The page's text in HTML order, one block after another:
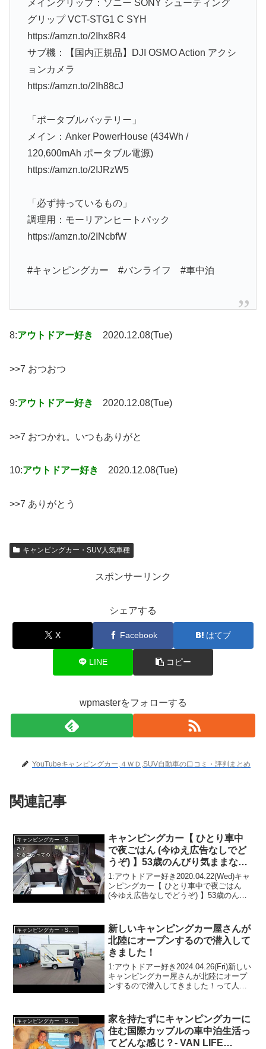
メイングリップ：ソニー SONY シューティング
グリップ VCT-STG1 C SYH
https://amzn.to/2Ihx8R4
サブ機：【国内正規品】DJI OSMO Action アクシ
ョンカメラ
https://amzn.to/2Ih88cJ
「ポータブルバッテリー」
メイン：Anker PowerHouse (434Wh /
120,600mAh ポータブル電源)
https://amzn.to/2IJRzW5
「必ず持っているもの」
調理用：モーリアンヒートパック
https://amzn.to/2INcbfW
#キャンピングカー #バンライフ #車中泊
8:アウトドアー好き 2020.12.08(Tue)
>>7 おつおつ
9:アウトドアー好き 2020.12.08(Tue)
>>7 おつかれ。いつもありがと
10:アウトドアー好き 2020.12.08(Tue)
>>7 ありがとう
キャンピングカー・SUV人気車種
スポンサーリンク
シェアする
X Facebook はてブ
LINE コピー
wpmasterをフォローする
YouTubeキャンピングカー,４ＷＤ,SUV自動車の口コミ・評判まとめ
関連記事
キャンピングカー【 ひとり車中
で夜ごはん (今ゆえ広告なしでど
うぞ) 】53歳のんびり気ままな車
中泊ひとり旅
1:アウトドアー好き2020.04.22(Wed)キャ
ンピングカー【 ひとり車中で夜ごはん
(今ゆえ広告なしでどうぞ) 】53歳のんび
ドアー好き2020.04.22(...
キャンピングカー・SUV人気車種
新しいキャンピングカー屋さんが
北陸にオープンするので潜入して
きました！
1:アウトドアー好き2024.04.26(Fri)新しい
キャンピングカー屋さんが北陸にオープ
ンするので潜入してきました！って人気
注目です！3:アウト...
家を持たずにキャンピングカーに
住む国際カップルの車中泊生活っ
てどんな感じ？- VAN LIFE